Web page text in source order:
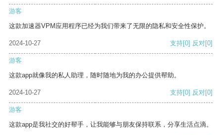
游客
这款加速器VPM应用程序已经为我们带来了无限的隐私和安全性保护。
2024-10-27 支持[0] 反对[0]
游客
这款app就像我的私人助理，随时随地为我的办公提供帮助。
2024-10-27 支持[0] 反对[0]
游客
这款app是我社交的好帮手，让我能够与朋友保持联系，分享生活点滴。